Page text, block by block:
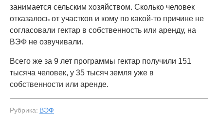
занимается сельским хозяйством. Сколько человек
отказалось от участков и кому по какой-то причине не
согласовали гектар в собственность или аренду, на
ВЭФ не озвучивали.
Всего же за 9 лет программы гектар получили 151
тысяча человек, у 35 тысяч земля уже в
собственности или аренде.
Рубрика: ВЭФ